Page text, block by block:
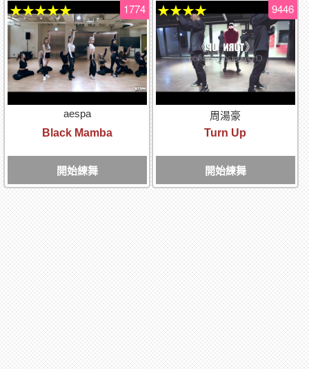
aespa
Black Mamba
開始練舞
1774
★★★★★
周湯豪
Turn Up
開始練舞
9446
★★★★